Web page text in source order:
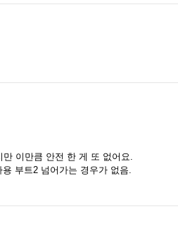
이만큼 안전 한 게 또 없어요.
부트2 넘어가는 경우가 없음.